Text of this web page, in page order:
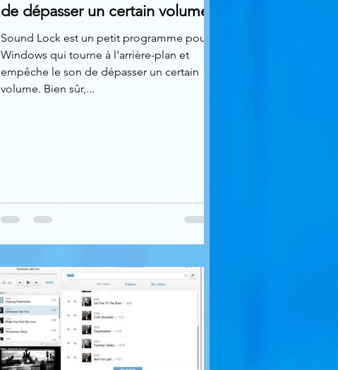
de dépasser un certain volume
Sound Lock est un petit programme pour
Windows qui tourne à l'arrière-plan et
empêche le son de dépasser un certain
volume. Bien sûr,...